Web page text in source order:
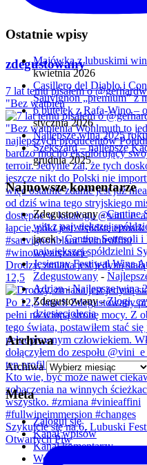
zdegustowany
7 lat temu pisałem o
"Bez wątpien
Drodzy, zmiana jest jedyną
12,5
Szykujcie się na 6. Lubuski
Otwartych Piw
Ostatnie wpisy
Majówka z lubuskimi
kwietnia 2026
Casillero del Diablo i
Sauvignon „premium” z
6 butelek z Rafa-Wino –
stycznia 2026
Najlepsze wina 2025
Szekszárd – najlepsze
grudnia 2025
Najnowsze komentarze
Zdegustowany-Cantine
win z największej
jacek-Cantine Settesoli
największej spółdzielni
Jesienny Festiwal Wina
Zdegustowany -
Adrian-Najlepsze wina
Zdegustowany-Złogi,
dziesięciolecia
Archiwa
Archiwa
Meta
Zaloguj się
Kanał wpisów
Kanał komentarzy
WordPress.org